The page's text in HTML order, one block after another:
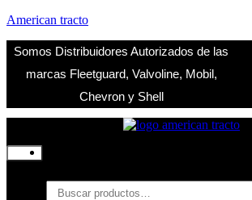
American tracto
Somos Distribuidores Autorizados de las
marcas Fleetguard, Valvoline, Mobil,
Chevron y Shell
Productos